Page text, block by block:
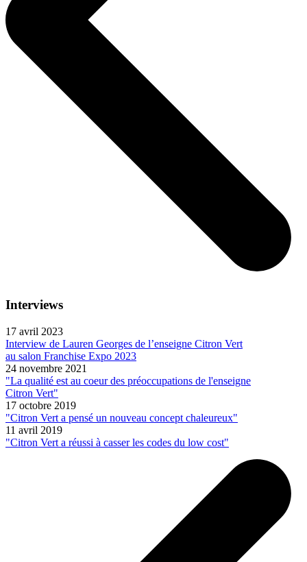
Interviews
17 avril 2023
Interview de Lauren Georges de l’enseigne Citron Vert
au salon Franchise Expo 2023
24 novembre 2021
"La qualité est au coeur des préoccupations de l'enseigne
Citron Vert"
17 octobre 2019
"Citron Vert a pensé un nouveau concept chaleureux"
11 avril 2019
"Citron Vert a réussi à casser les codes du low cost"